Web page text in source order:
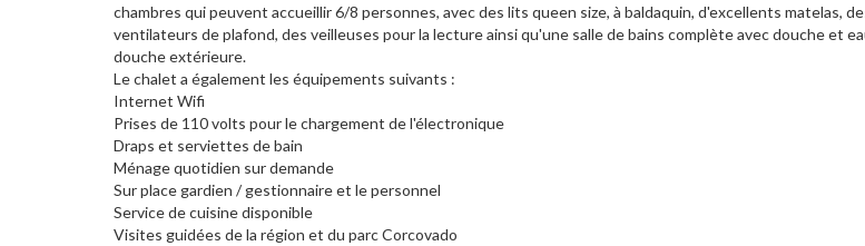
chambres qui peuvent accueillir 6/8 personnes, avec des lits queen size, à baldaquin, d'excellents matelas,
ventilateurs de plafond, des veilleuses pour la lecture ainsi qu'une salle de bains complète avec douche et
douche extérieure.
Le chalet a également les équipements suivants :
Internet Wifi
Prises de 110 volts pour le chargement de l'électronique
Draps et serviettes de bain
Ménage quotidien sur demande
Sur place gardien / gestionnaire et le personnel
Service de cuisine disponible
Visites guidées de la région et du parc Corcovado